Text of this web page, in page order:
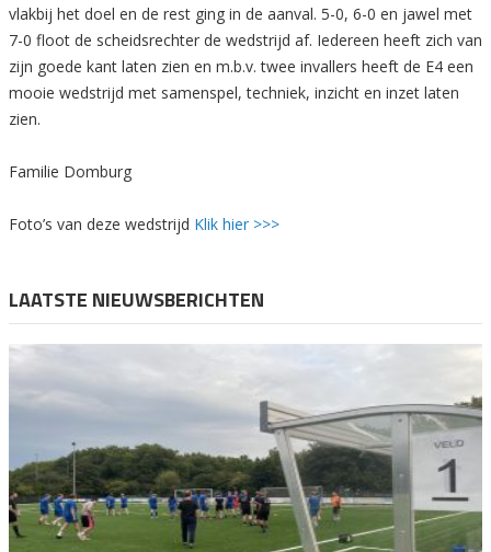
vlakbij het doel en de rest ging in de aanval. 5-0, 6-0 en jawel met
7-0 floot de scheidsrechter de wedstrijd af. Iedereen heeft zich van
zijn goede kant laten zien en m.b.v. twee invallers heeft de E4 een
mooie wedstrijd met samenspel, techniek, inzicht en inzet laten
zien.
Familie Domburg
Foto’s van deze wedstrijd Klik hier >>>
LAATSTE NIEUWSBERICHTEN